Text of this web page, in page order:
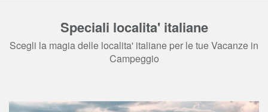
Speciali localita' italiane
Scegli la magia delle localita' italiane per le tue Vacanze in
Campeggio